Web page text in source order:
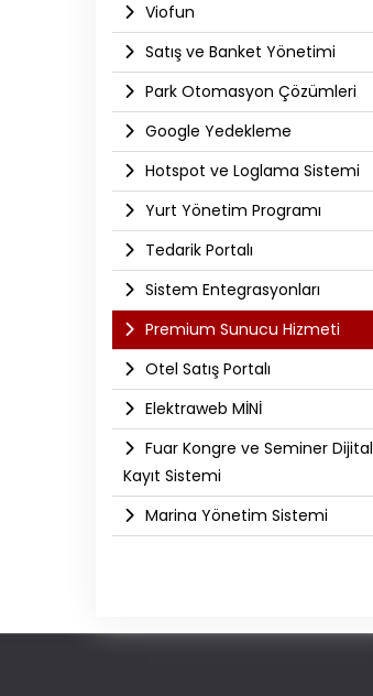
Viofun
Satış ve Banket Yönetimi
Park Otomasyon Çözümleri
Google Yedekleme
Hotspot ve Loglama Sistemi
Yurt Yönetim Programı
Tedarik Portalı
Sistem Entegrasyonları
Premium Sunucu Hizmeti
Otel Satış Portalı
Elektraweb MİNİ
Fuar Kongre ve Seminer Dijital
Kayıt Sistemi
Marina Yönetim Sistemi